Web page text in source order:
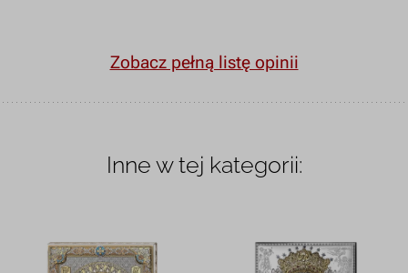
Zobacz pełną listę opinii
Inne w tej kategorii: